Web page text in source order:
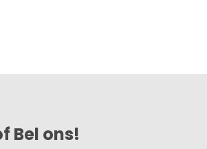
Bel ons!